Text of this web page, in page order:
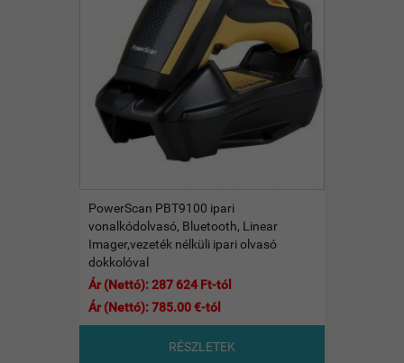
PowerScan PBT9100 ipari
vonalkódolvasó, Bluetooth, Linear
Imager,vezeték nélküli ipari olvasó
dokkolóval
Ár (Nettó): 287 624 Ft-tól
Ár (Nettó): 785.00 €-tól
RÉSZLETEK